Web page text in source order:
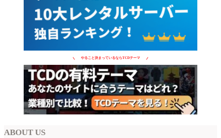
やること決まっているならTCDテーマ
ABOUT US